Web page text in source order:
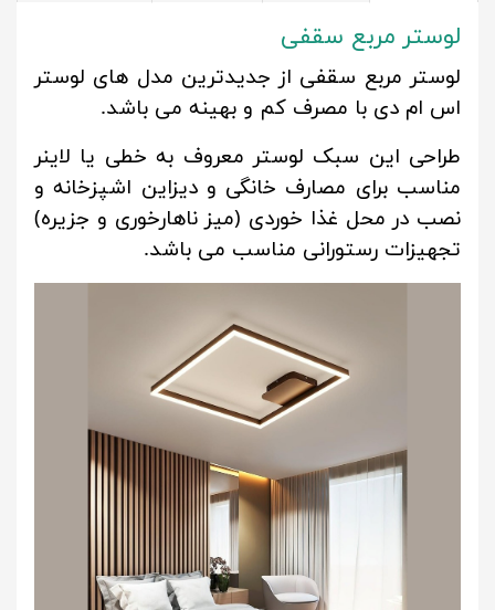
لوستر مربع سقفی
لوستر مربع سقفی از جدیدترین مدل های لوستر
اس ام دی با مصرف کم و بهینه می باشد.
طراحی این سبک لوستر معروف به خطی یا لاینر
مناسب برای مصارف خانگی و دیزاین اشپزخانه و
نصب در محل غذا خوردی (میز ناهارخوری و جزیره)
تجهیزات رستورانی مناسب می باشد.